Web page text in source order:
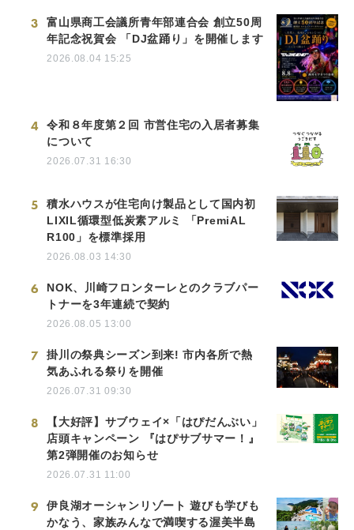
3
富山県商工会議所青年部連合会 創立50周
年記念祝賀会 「DJ盆踊り」を開催します
2026.08.04 15:25
4
令和８年度第２回 市営住宅の入居者募集
について
2026.07.31 16:30
5
積水ハウスが住宅向け製品として国内初
LIXIL循環型低炭素アルミ 「PremiAL
R100」を標準採用
2026.08.03 14:30
6
NOK、川崎フロンターレとのクラブパー
トナーを3年連続で契約
2026.08.05 13:00
7
掛川の祭典シーズン到来! 市内各所で熱
気あふれる祭りを開催
2026.07.31 09:30
8
【大好評】サブウェイ×「はぴだんぶい」
店頭キャンペーン 『はぴサブサマー！』
第2弾開催のお知らせ
2026.07.31 11:00
9
伊良湖オーシャンリゾート 遊びも学びも
かなう、家族みんなで満喫する渥美半島